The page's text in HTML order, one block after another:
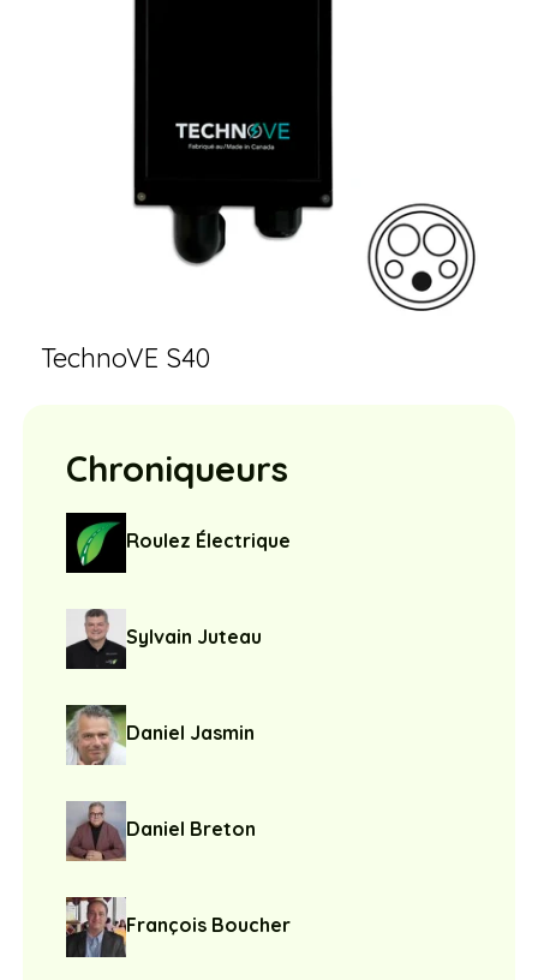
TechnoVE S40
Chroniqueurs
Roulez Électrique
Sylvain Juteau
Daniel Jasmin
Daniel Breton
François Boucher